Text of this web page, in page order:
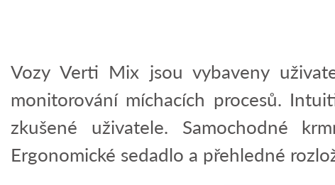
Vozy Verti Mix jsou vybaveny
monitorování míchacích procesů.
zkušené uživatele. Samochodné
Ergonomické sedadlo a přehledné